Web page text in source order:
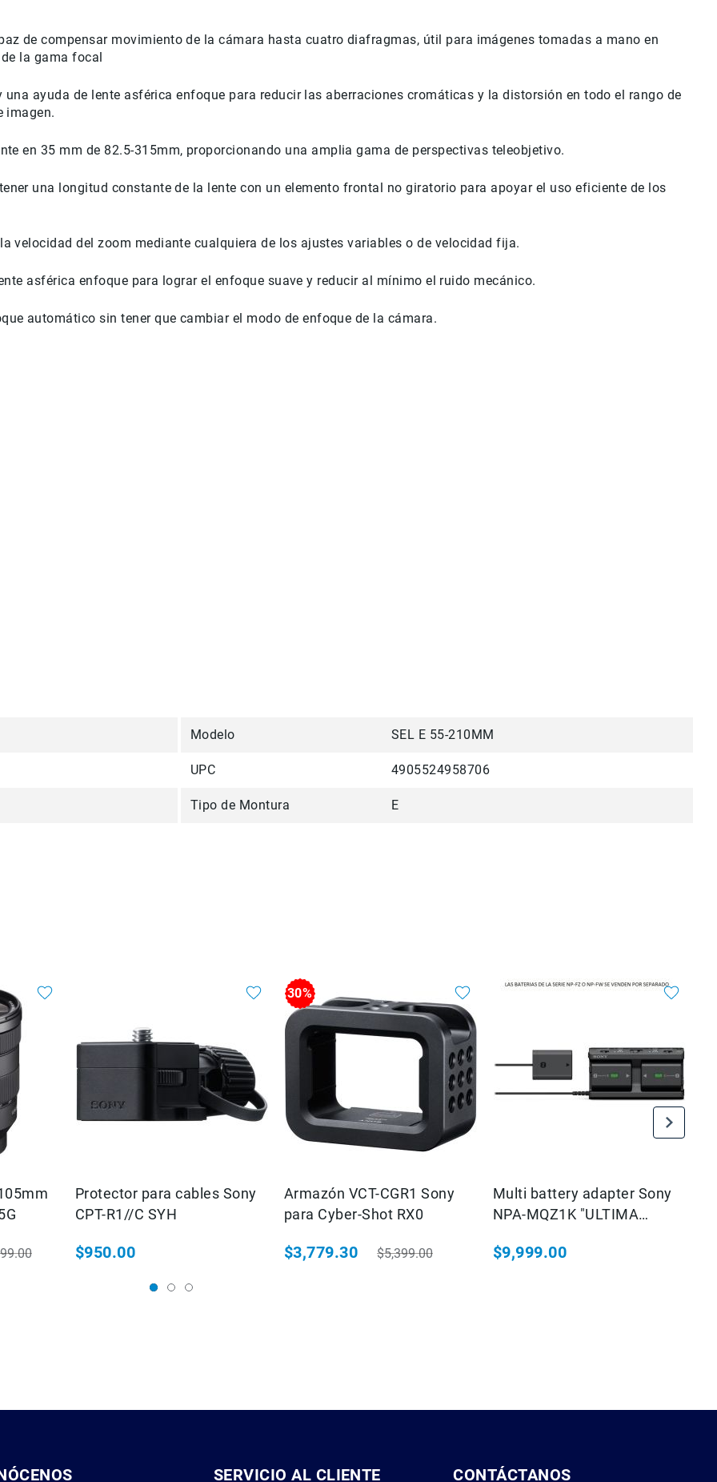
de compensar movimiento de la cámara hasta cuatro diafragmas, útil para imágenes tomadas a mano en
la gama focal
ayuda de lente asférica enfoque para reducir las aberraciones cromáticas y la distorsión en todo el rango de
imagen.
en 35 mm de 82.5-315mm, proporcionando una amplia gama de perspectivas teleobjetivo.
una longitud constante de la lente con un elemento frontal no giratorio para apoyar el uso eficiente de los
velocidad del zoom mediante cualquiera de los ajustes variables o de velocidad fija.
asférica enfoque para lograr el enfoque suave y reducir al mínimo el ruido mecánico.
automático sin tener que cambiar el modo de enfoque de la cámara.
Modelo SEL E 55-210MM
UPC 4905524958706
Tipo de Montura E
Protector para cables Sony
CPT-R1//C SYH
$950.00
30%
Armazón VCT-CGR1 Sony
para Cyber-Shot RX0
$5,399.00
$3,779.30
Multi battery adapter Sony
NPA-MQZ1K "ULTIMA
$9,999.00
SERVICIO AL CLIENTE CONTÁCTANOS